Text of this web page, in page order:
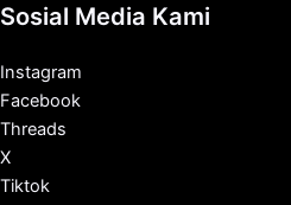
Sosial Media Kami
Instagram
Facebook
Threads
X
Tiktok